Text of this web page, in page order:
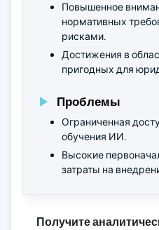
Повышенное
нормативных
рисками.
Достижения в
пригодных для
Проблемы
Ограниченная
обучения ИИ.
Высокие
затраты на
Получите